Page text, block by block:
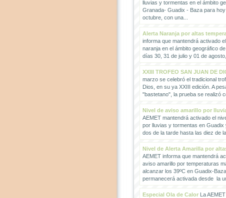
lluvias y tormentas en el ámbito
Granada- Guadix - Baza para
octubre, con una...
Alerta Naranja por altas
informa que mantendrá activado
naranja en el ámbito geográfico
días 30, 31 de julio y 01 de agosto,
XXIII TROFEO SAN JUAN DE
marzo se celebró el tradicional
Dios, en su ya XXIII edición. A
"bastetano", la prueba se realizó
Nivel de aviso amarillo por
AEMET mantendrá activado el
por lluvias y tormentas en Guadix
dos de la tarde hasta las diez de
Nivel de Alerta Amarilla por
AEMET informa que mantendrá
aviso amarillo por temperaturas
alcanzar los 39ºC en Guadix-
permanecerá activada desde la
Especial Ola de CalorLa AEMET